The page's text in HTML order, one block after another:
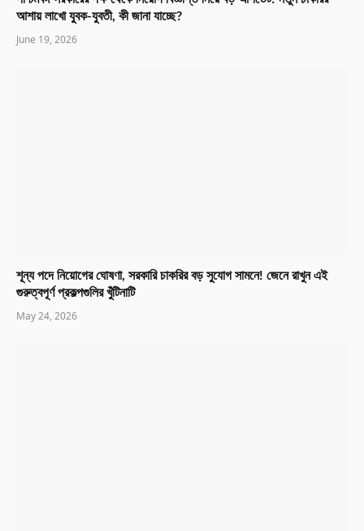
আশায় লাখো যুবক-যুবতী, কী জানা যাচ্ছে?
June 19, 2026
শূন্য পদে নিয়োগের ঘোষণা, সরকারি চাকরির বড় সুযোগ সামনে! জেনে রাখুন এই
গুরুত্বপূর্ণ প্রকল্পগুলির খুঁটিনাটি
May 24, 2026